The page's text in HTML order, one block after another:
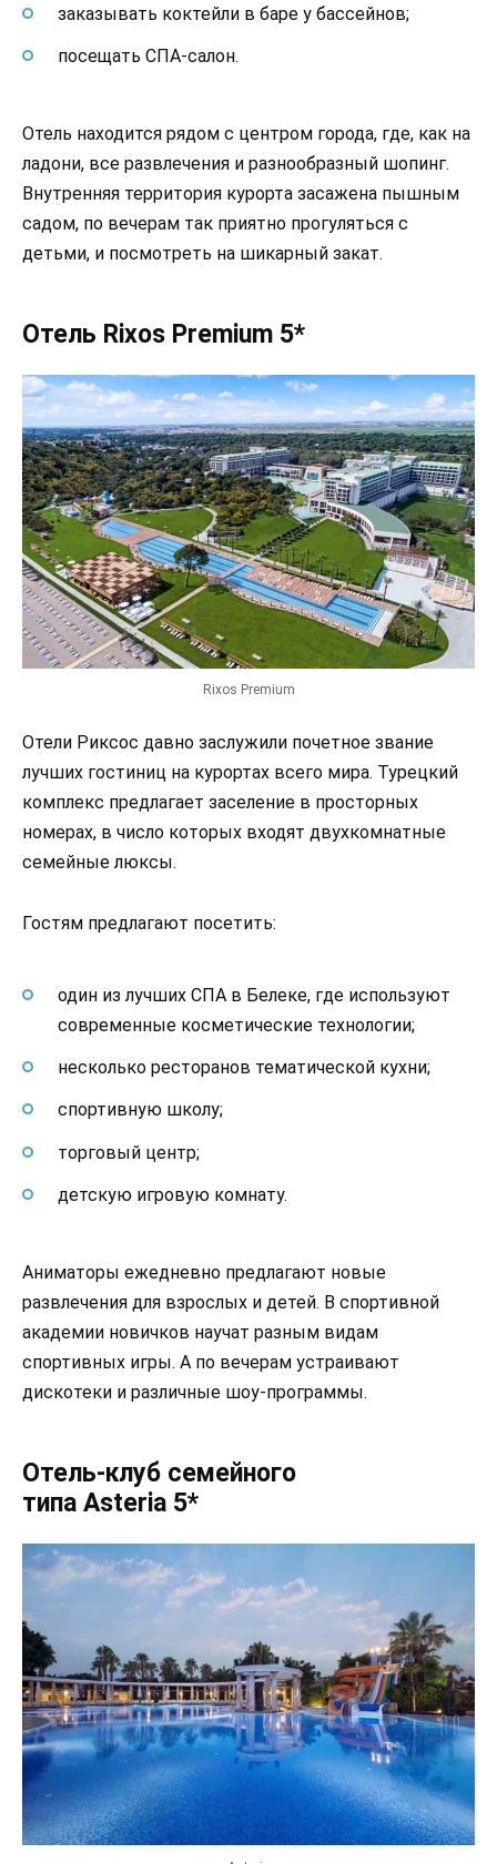
заказывать коктейли в баре у бассейнов;
посещать СПА-салон.
Отель находится рядом с центром города, где, как на
ладони, все развлечения и разнообразный шопинг.
Внутренняя территория курорта засажена пышным
садом, по вечерам так приятно прогуляться с
детьми, и посмотреть на шикарный закат.
Отель Rixos Premium 5*
Rixos Premium
Отели Риксос давно заслужили почетное звание
лучших гостиниц на курортах всего мира. Турецкий
комплекс предлагает заселение в просторных
номерах, в число которых входят двухкомнатные
семейные люксы.
Гостям предлагают посетить:
один из лучших СПА в Белеке, где используют
современные косметические технологии;
несколько ресторанов тематической кухни;
спортивную школу;
торговый центр;
детскую игровую комнату.
Аниматоры ежедневно предлагают новые
развлечения для взрослых и детей. В спортивной
академии новичков научат разным видам
спортивных игры. А по вечерам устраивают
дискотеки и различные шоу-программы.
Отель-клуб семейного
типа Asteria 5*